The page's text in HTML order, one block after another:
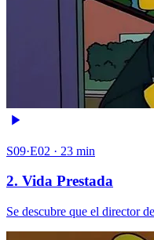
S09·E02 · 23 min
2. Vida Prestada
Se descubre que el director